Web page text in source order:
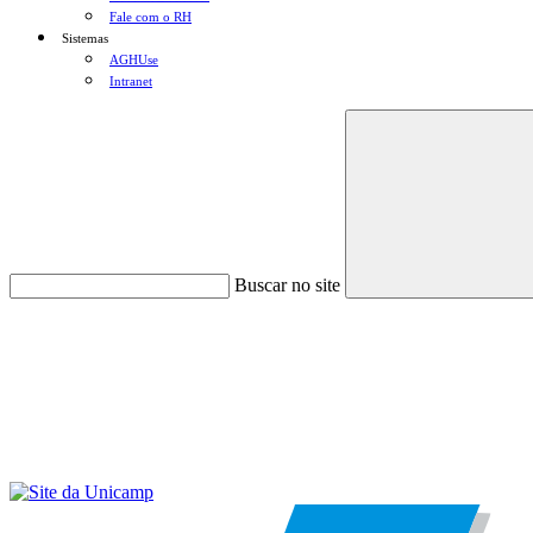
Fale com o RH
Sistemas
AGHUse
Intranet
Buscar no site